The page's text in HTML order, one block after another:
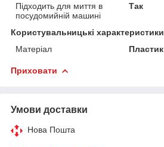
Підходить для миття в
посудомийній машині
Так
Користувальницькі характеристики
Матеріал
Пластик
Приховати
Умови доставки
Нова Пошта